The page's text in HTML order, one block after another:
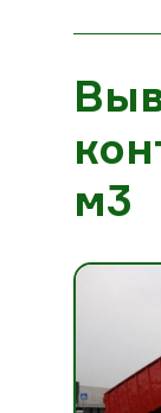
м3